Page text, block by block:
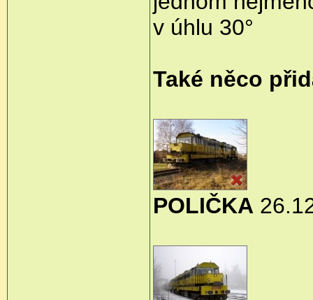
v úhlu 30°
Také něco
POLIČKA